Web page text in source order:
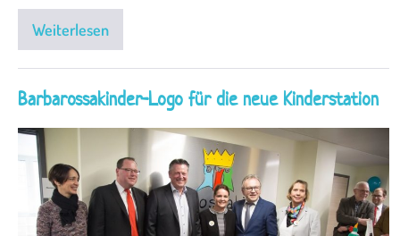
Weiterlesen
Barbarossakinder-Logo für die neue Kinderstation